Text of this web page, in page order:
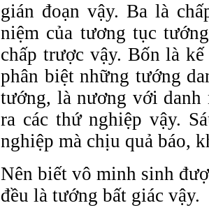
gián đoạn vậy. Ba là
niệm của tương tục
chấp trược vậy. Bốn là
phân biệt những tướng
tướng, là nương với danh
ra các thứ nghiệp vậy.
nghiệp mà chịu quả báo,
Nên biết vô minh sinh
đều là tướng bất giác vậy.